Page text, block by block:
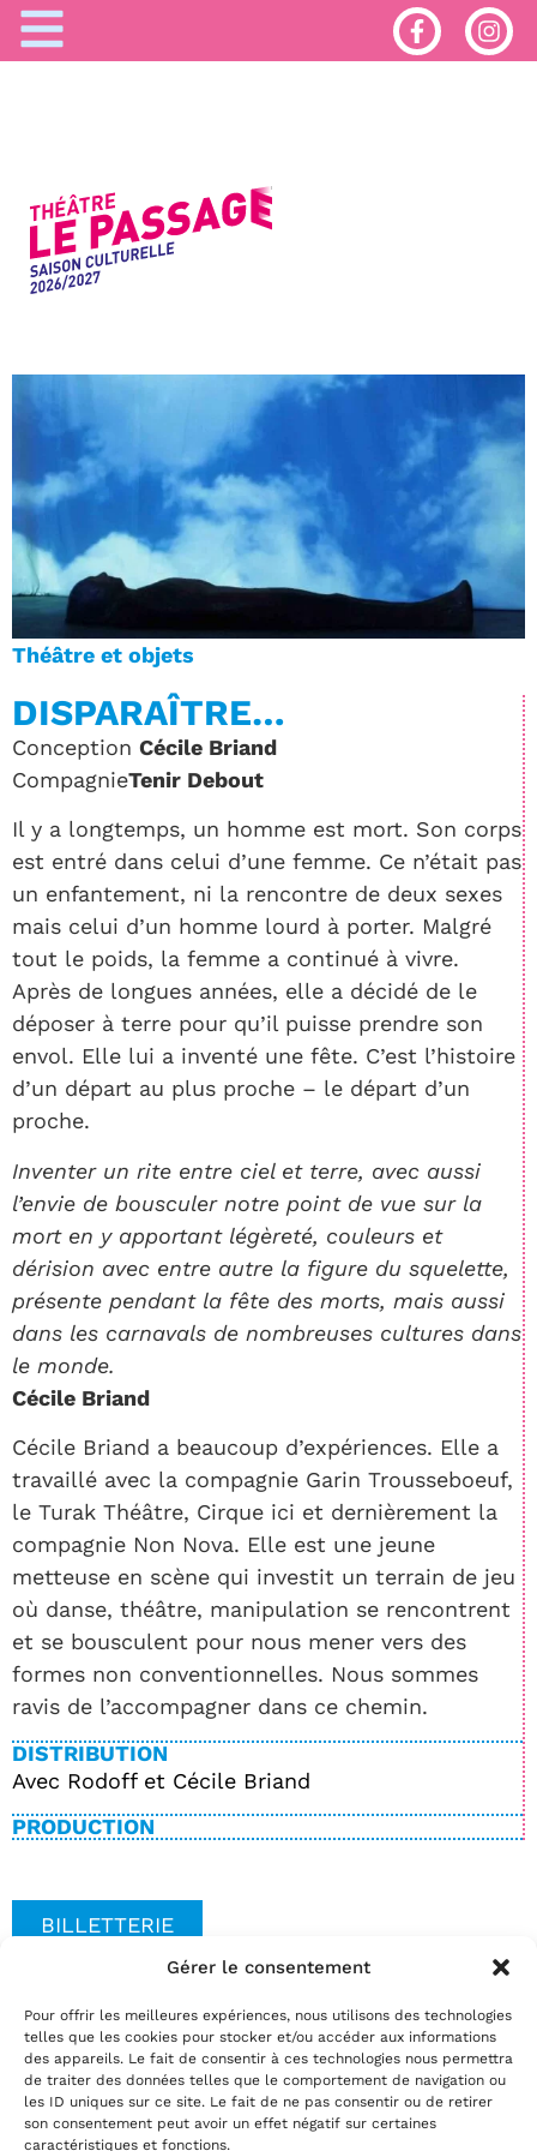
Gérer le consentement
Pour offrir les meilleures expériences, nous utilisons des technologies
telles que les cookies pour stocker et/ou accéder aux informations
des appareils. Le fait de consentir à ces technologies nous permettra
de traiter des données telles que le comportement de navigation ou
les ID uniques sur ce site. Le fait de ne pas consentir ou de retirer
son consentement peut avoir un effet négatif sur certaines
caractéristiques et fonctions.
Théâtre et objets
DISPARAÎTRE…
Conception Cécile Briand
CompagnieTenir Debout
Il y a longtemps, un homme est mort. Son corps
est entré dans celui d’une femme. Ce n’était pas
un enfantement, ni la rencontre de deux sexes
mais celui d’un homme lourd à porter. Malgré
tout le poids, la femme a continué à vivre.
Après de longues années, elle a décidé de le
déposer à terre pour qu’il puisse prendre son
envol. Elle lui a inventé une fête. C’est l’histoire
d’un départ au plus proche – le départ d’un
proche.
Inventer un rite entre ciel et terre, avec aussi
l’envie de bousculer notre point de vue sur la
mort en y apportant légèreté, couleurs et
dérision avec entre autre la figure du squelette,
présente pendant la fête des morts, mais aussi
dans les carnavals de nombreuses cultures dans
le monde.
Cécile Briand
Cécile Briand a beaucoup d’expériences. Elle a
travaillé avec la compagnie Garin Trousseboeuf,
le Turak Théâtre, Cirque ici et dernièrement la
compagnie Non Nova. Elle est une jeune
metteuse en scène qui investit un terrain de jeu
où danse, théâtre, manipulation se rencontrent
et se bousculent pour nous mener vers des
formes non conventionnelles. Nous sommes
ravis de l’accompagner dans ce chemin.
DISTRIBUTION
Avec Rodoff et Cécile Briand
PRODUCTION
BILLETTERIE
Date(s)
Réservez
par téléphone au02.35.29.22.81
par mailinfo@theatrelepassage.fr